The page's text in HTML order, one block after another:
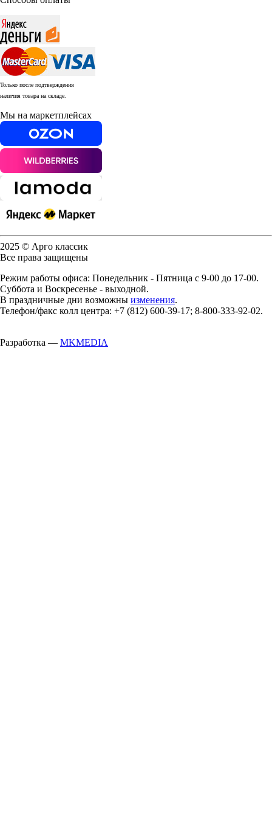
Только после подтверждения
наличия товара на складе.
Мы на маркетплейсах
2025 © Арго классик
Все права защищены
Режим работы офиса: Понедельник - Пятница с 9-00 до 17-00.
Суббота и Воскресенье - выходной.
В праздничные дни возможны изменения.
Телефон/факс колл центра: +7 (812) 600-39-17; 8-800-333-92-02.
Разработка — MKMEDIA